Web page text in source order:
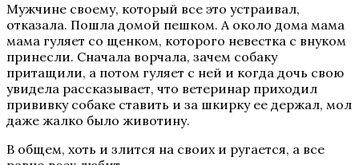
Мужчине своему, который все это устраивал,
отказала. Пошла домой пешком. А около дома мама
мама гуляет со щенком, которого невестка с внуком
принесли. Сначала ворчала, зачем собаку
притащили, а потом гуляет с ней и когда дочь свою
увидела рассказывает, что ветеринар приходил
прививку собаке ставить и за шкирку ее держал, мол
даже жалко было животину.
В общем, хоть и злится на своих и ругается, а все